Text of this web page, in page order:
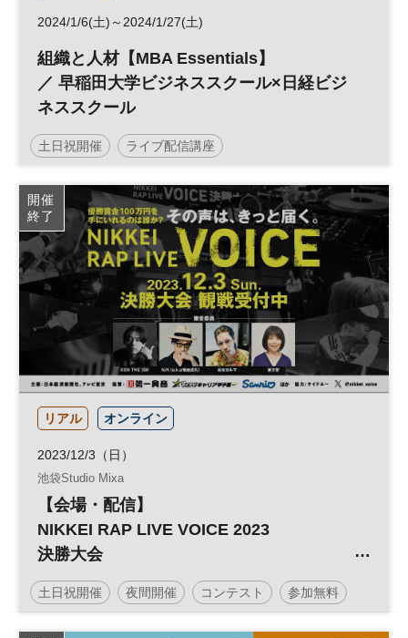
2024/1/6(土)～2024/1/27(土)
組織と人材【MBA Essentials】
／ 早稲田大学ビジネススクール×日経ビジ
ネススクール
土日祝開催 ライブ配信講座
早稲田大学ビジネススクール スキルアップ
キャリア 組織 日経ビジネススクール MBA
開催
終了
リアル オンライン
2023/12/3（日）
池袋Studio Mixa
【会場・配信】
NIKKEI RAP LIVE VOICE 2023
決勝大会
土日祝開催 夜間開催 コンテスト 参加無料